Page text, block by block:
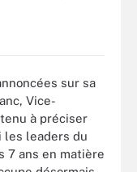
sur sa
Vice-
à préciser
leaders du
7 ans en matière